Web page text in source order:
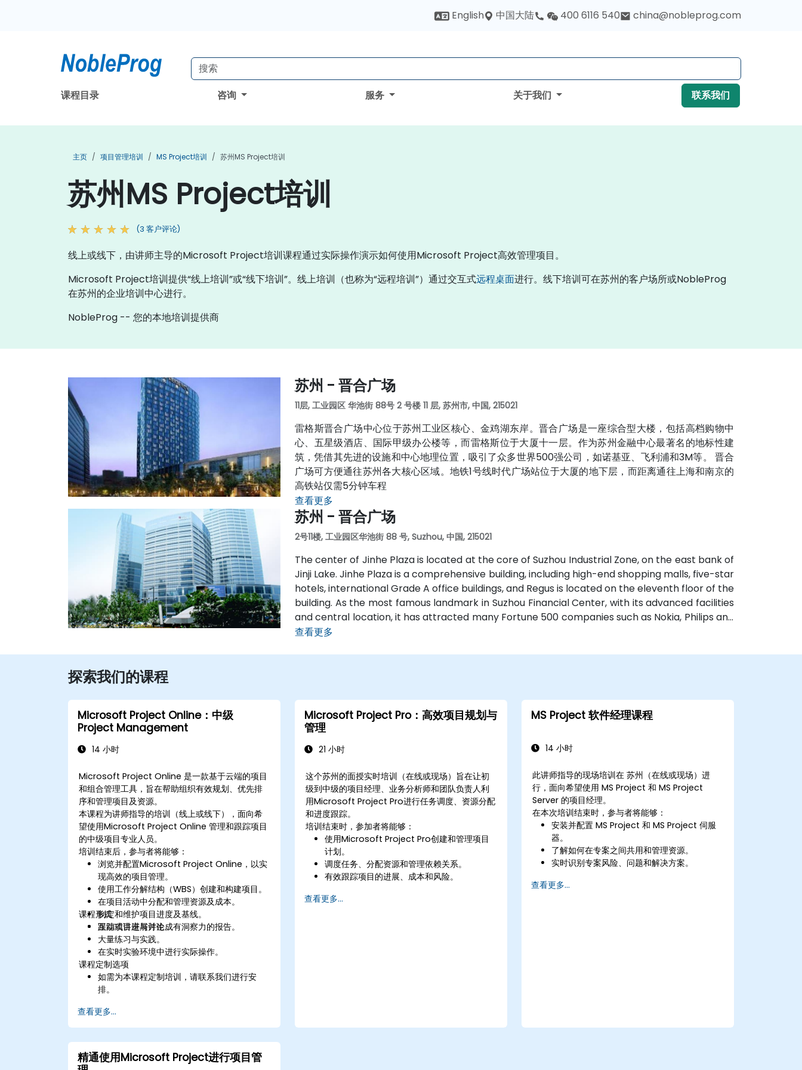
English 中国大陆 400 6116 540 china@nobleprog.com
课程目录 咨询 服务 关于我们 联系我们
主页 项目管理培训 MS Project培训 苏州MS Project培训
苏州MS Project培训
(3 客户评论)
线上或线下，由讲师主导的Microsoft Project培训课程通过实际操作演示如何使用Microsoft Project高效管理项目。
Microsoft Project培训提供“线上培训”或“线下培训”。线上培训（也称为“远程培训”）通过交互式远程桌面进行。线下培训可在苏州的客户场所或NobleProg
在苏州的企业培训中心进行。
NobleProg -- 您的本地培训提供商
苏州 - 晋合广场
11层, 工业园区 华池街 88号 2 号楼 11 层, 苏州市, 中国, 215021
雷格斯晋合广场中心位于苏州工业区核心、金鸡湖东岸。晋合广场是一座综合型大楼，包括高档购物中
心、五星级酒店、国际甲级办公楼等，而雷格斯位于大厦十一层。作为苏州金融中心最著名的地标性建
筑，凭借其先进的设施和中心地理位置，吸引了众多世界500强公司，如诺基亚、飞利浦和3M等。 晋合
广场可方便通往苏州各大核心区域。地铁1号线时代广场站位于大厦的地下层，而距离通往上海和南京的
高铁站仅需5分钟车程
查看更多
苏州 - 晋合广场
2号11楼, 工业园区华池街 88 号, Suzhou, 中国, 215021
The center of Jinhe Plaza is located at the core of Suzhou Industrial Zone, on the east bank of
Jinji Lake. Jinhe Plaza is a comprehensive building, including high-end shopping malls, five-star
hotels, international Grade A office buildings, and Regus is located on the eleventh floor of the
building. As the most famous landmark in Suzhou Financial Center, with its advanced facilities
and central location, it has attracted many Fortune 500 companies such as Nokia, Philips and
3M. Jinhe Plaza provides easy access to all major core areas of Suzhou. Metro Line 1 Times
查看更多
探索我们的课程
Microsoft Project Online：中级
Project Management
14 小时
Microsoft Project Online 是一款基于云端的项目
和组合管理工具，旨在帮助组织有效规划、优先排
序和管理项目及资源。
本课程为讲师指导的培训（线上或线下），面向希
望使用Microsoft Project Online 管理和跟踪项目
的中级项目专业人员。
培训结束后，参与者将能够：
浏览并配置Microsoft Project Online，以实
现高效的项目管理。
使用工作分解结构（WBS）创建和构建项目。
在项目活动中分配和管理资源及成本。
制定和维护项目进度及基线。
跟踪项目进展并生成有洞察力的报告。
课程形式
互动式讲座与讨论。
大量练习与实践。
在实时实验环境中进行实际操作。
课程定制选项
如需为本课程定制培训，请联系我们进行安
排。
查看更多...
Microsoft Project Pro：高效项目规划与
管理
21 小时
这个苏州的面授实时培训（在线或现场）旨在让初
级到中级的项目经理、业务分析师和团队负责人利
用Microsoft Project Pro进行任务调度、资源分配
和进度跟踪。
培训结束时，参加者将能够：
使用Microsoft Project Pro创建和管理项目
计划。
调度任务、分配资源和管理依赖关系。
有效跟踪项目的进展、成本和风险。
查看更多...
MS Project 软件经理课程
14 小时
此讲师指导的现场培训在 苏州（在线或现场）进
行，面向希望使用 MS Project 和 MS Project
Server 的项目经理。
在本次培训结束时，参与者将能够：
安装并配置 MS Project 和 MS Project 伺服
器。
了解如何在专案之间共用和管理资源。
实时识别专案风险、问题和解决方案。
查看更多...
精通使用Microsoft Project进行项目管